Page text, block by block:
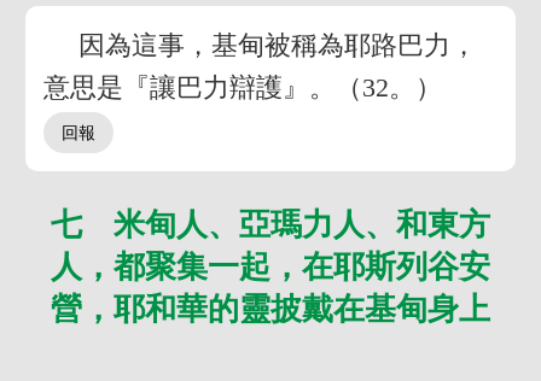
因為這事，基甸被稱為耶路巴力，
意思是『讓巴力辯護』。（32。）
七 米甸人、亞瑪力人、和東方
人，都聚集一起，在耶斯列谷安
營，耶和華的靈披戴在基甸身上